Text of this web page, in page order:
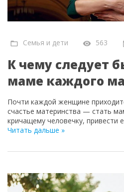
Семья и дети 563
К чему следует
маме каждого
Почти каждой женщине
счастье материнства — стать
кричащему человечку, привести
Читать дальше »